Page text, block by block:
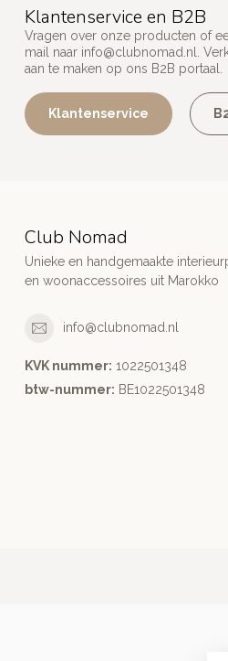
Klantenservice en B2B
Vragen over onze producten of
mail naar info@clubnomad.nl
.
aan te maken op ons B2B portaal.
Klantenservice
Club Nomad
Unieke en handgemaakte
en woonaccessoires uit Marokko
info@clubnomad.nl
KVK nummer: 1022501348
btw-nummer: BE1022501348